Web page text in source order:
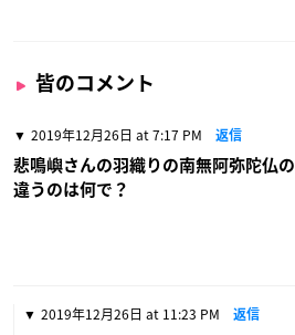
皆のコメント
2019年12月26日 at 7:17 PM 返信
悲鳴嶼さんの羽織りの南無阿弥陀仏
違うのは何で？
2019年12月26日 at 11:23 PM 返信